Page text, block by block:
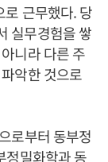
근무했다. 당
실무경험을 쌓
니라 다른 주
악한 것으로
로부터 동부정
정밀화학과 동